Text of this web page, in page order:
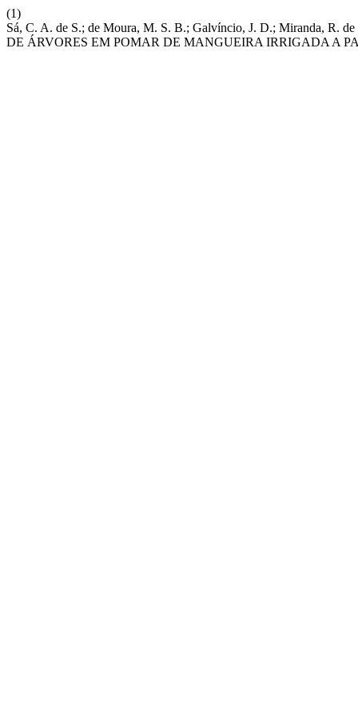
(1)
Sá, C. A. de S.; de Moura, M. S. B.; Galvíncio, J. D.; Miranda, R.
DE ÁRVORES EM POMAR DE MANGUEIRA IRRIGADA A